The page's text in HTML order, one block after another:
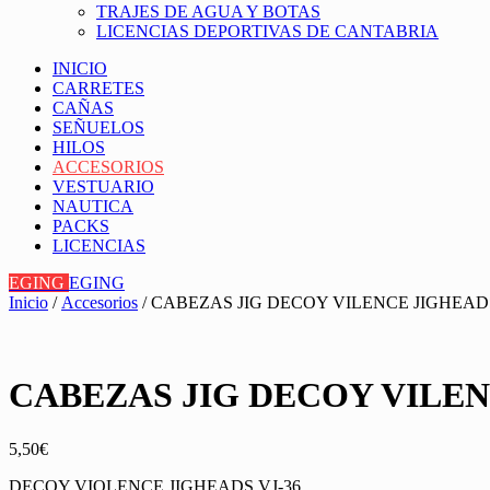
TRAJES DE AGUA Y BOTAS
LICENCIAS DEPORTIVAS DE CANTABRIA
INICIO
CARRETES
CAÑAS
SEÑUELOS
HILOS
ACCESORIOS
VESTUARIO
NAUTICA
PACKS
LICENCIAS
EGING EGING
Inicio / Accesorios / CABEZAS JIG DECOY VILENCE
CABEZAS JIG DECOY
5,50€
DECOY VIOLENCE JIGHEADS VJ-36